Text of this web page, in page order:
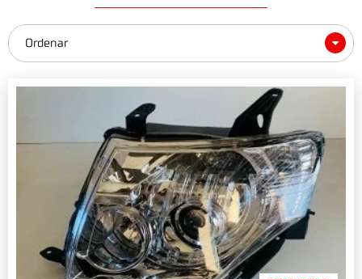
Ordenar